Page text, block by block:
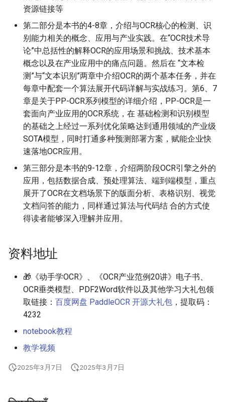
资源链接等
第二部分是本书的4-8章，介绍与OCR核心的检测、识
别能力相关的概念、应用与产业实践。在“OCR技术导
论”中总括性的解释OCR的应用场景和挑战、技术基本
概念以及在产业应用中的痛点问题。然后在 “文本检
测”与“文本识别”两章中介绍OCR的两个基本任务，并在
每章中配套一个算法展开代码详解与实战练习。第6、7
章是关于PP-OCR系列模型的详细介绍，PP-OCR是一
套面向产业应用的OCR系统，在 基础检测和识别模型
的基础之上经过一系列优化策略达到通用领域的产业级
SOTA模型，同时打通多种预测部署方案，赋能企业快
速落地OCR应用。
第三部分是本书的9-12章，介绍两阶段OCR引擎之外的
应用，包括数据合成、预处理算法、端到端模型，重点
展开了OCR在文档场景下的版面分析、表格识别、视觉
文档问答的能力，同样通过算法与代码结 合的方式使
得读者能够深入理解并应用。
资料地址
🎁《动手学OCR》、《OCR产业范例20讲》电子书、
OCR垂类模型、PDF2Word软件以及其他学习大礼包领
取链接： 百度网盘 PaddleOCR 开源大礼包 ，提取码：
4232
notebook教程
教学视频
2025年3月7日 2025年3月7日